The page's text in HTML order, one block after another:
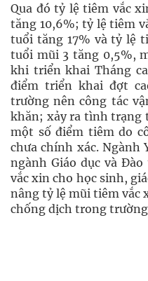
Qua đó tỷ lệ tiêm vắc
tăng 10,6%; tỷ lệ tiêm
tuổi tăng 17% và tỷ lệ
tuổi mũi 3 tăng 0,5%,
khi triển khai Tháng
điểm triển khai đợt
trường nên công tác
khăn; xảy ra tình trạng
một số điểm tiêm do
chưa chính xác. Ngành
ngành Giáo dục và
vắc xin cho học sinh,
nâng tỷ lệ mũi tiêm vắc
chống dịch trong